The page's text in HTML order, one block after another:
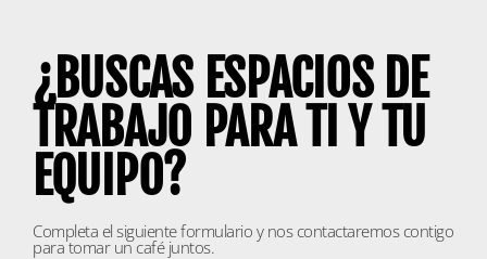
¿BUSCAS ESPACIOS DE
TRABAJO PARA TI Y TU
EQUIPO?
Completa el siguiente formulario y nos contactaremos contigo
para tomar un café juntos.